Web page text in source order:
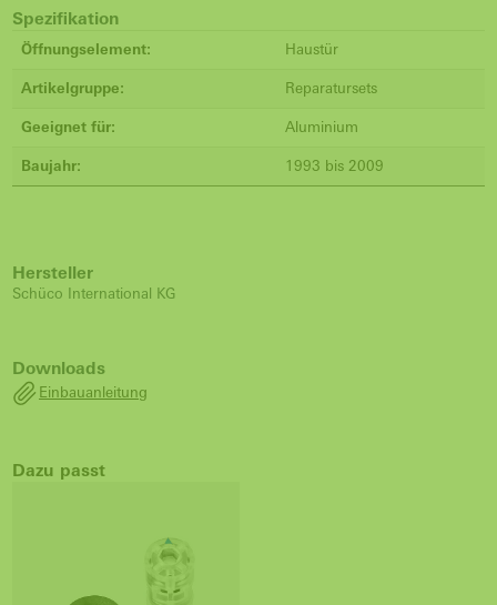
Spezifikation
Öffnungselement: Haustür
Artikelgruppe: Reparatursets
Geeignet für: Aluminium
Baujahr: 1993 bis 2009
Hersteller
Schüco International KG
Downloads
Einbauanleitung
Dazu passt